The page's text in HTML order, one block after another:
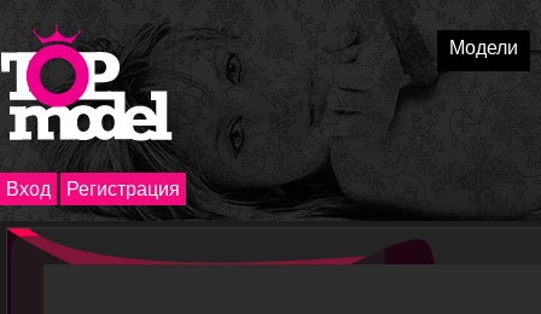
Модели
Вход Регистрация